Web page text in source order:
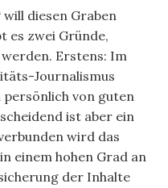
diesen Graben
es zwei Gründe,
Erstens: Im
Journalismus
von guten
ist aber ein
wird das
einem hohen Grad an
der Inhalte